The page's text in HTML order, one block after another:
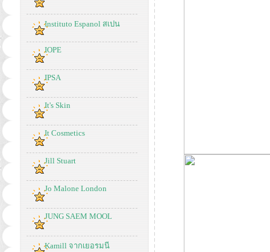
Instituto Espanol สเปน
IOPE
IPSA
It's Skin
It Cosmetics
Jill Stuart
Jo Malone London
JUNG SAEM MOOL
Kamill จากเยอรมนี